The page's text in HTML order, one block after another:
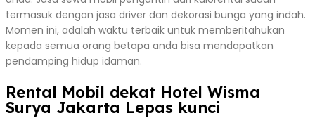
termasuk dengan jasa driver dan dekorasi bunga yang indah.
Momen ini, adalah waktu terbaik untuk memberitahukan
kepada semua orang betapa anda bisa mendapatkan
pendamping hidup idaman.
Rental Mobil dekat Hotel Wisma
Surya Jakarta Lepas kunci